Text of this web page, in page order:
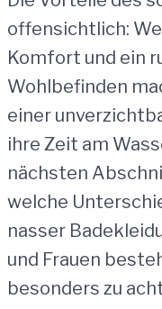
offensichtlich:
Komfort und ein
Wohlbefinden
einer
ihre Zeit am
nächsten
welche
nasser
und Frauen
besonders zu